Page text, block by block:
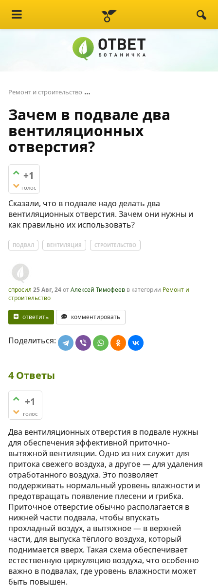
Ремонт и строительство
Зачем в подвале два
вентиляционных
отверстия?
+1
голос
Сказали, что в подвале надо делать два
вентиляционных отверстия. Зачем они нужны и
как правильно их использовать?
ПОДВАЛ ВЕНТИЛЯЦИЯ СТРОИТЕЛЬСТВО
спросил 25 Авг, 24отАлексей Тимофеев в категории Ремонт и
строительство
ответить комментировать
Поделиться:
4Ответы
+1
голос
Два вентиляционных отверстия в подвале нужны
для обеспечения эффективной приточно-
вытяжной вентиляции. Одно из них служит для
притока свежего воздуха, а другое — для удаления
отработанного воздуха. Это позволяет
поддерживать нормальный уровень влажности и
предотвращать появление плесени и грибка.
Приточное отверстие обычно располагается в
нижней части подвала, чтобы впускать
прохладный воздух, а вытяжное — в верхней
части, для выпуска тёплого воздуха, который
поднимается вверх. Такая схема обеспечивает
естественную циркуляцию воздуха, что особенно
важно в подвалах, где уровень влажности может
быть повышен.